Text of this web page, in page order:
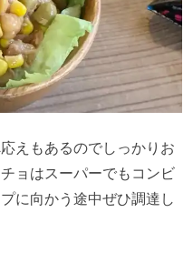
えもあるのでしっかりお
ョはスーパーでもコンビ
に向かう途中ぜひ調達し